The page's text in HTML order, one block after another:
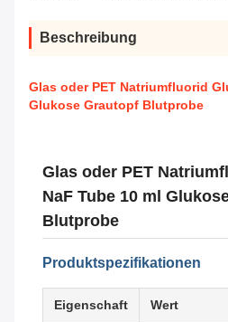
Beschreibung
Glas oder PET Natriumfluorid
Glukose Grautopf Blutprobe
Glas oder PET
NaF Tube 10 ml
Blutprobe
Produktspezifikationen
Eigenschaft Wert